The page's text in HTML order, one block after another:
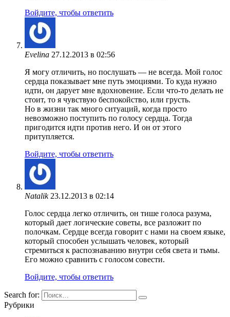
Войдите, чтобы ответить
Evelina 27.12.2013 в 02:56
Я могу отличить, но послушать — не всегда. Мой голос
сердца показывает мне путь эмоциями. То куда нужно
идти, он дарует мне вдохновение. Если что-то делать не
стоит, то я чувствую беспокойство, или грусть.
Но в жизни так много ситуаций, когда просто
невозможно поступить по голосу сердца. Тогда
пригодится идти против него. И он от этого
притупляется.
Войдите, чтобы ответить
Natalik 23.12.2013 в 02:14
Голос сердца легко отличить, он тише голоса разума,
который дает логические советы, все разложит по
полочкам. Сердце всегда говорит с нами на своем языке,
который способен услышать человек, который
стремиться к распознаванию внутри себя света и тьмы.
Его можно сравнить с голосом совести.
Войдите, чтобы ответить
Search for:
Рубрики